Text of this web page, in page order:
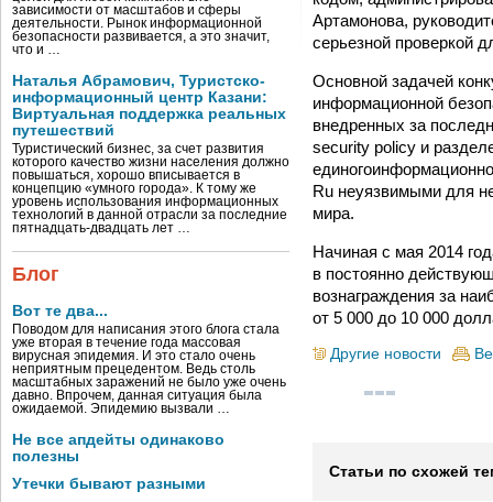
зависимости от масштабов и сферы
деятельности. Рынок информационной
безопасности развивается, а это значит,
что и …
Наталья Абрамович, Туристско-
информационный центр Казани:
Виртуальная поддержка реальных
путешествий
Туристический бизнес, за счет развития
которого качество жизни населения должно
повышаться, хорошо вписывается в
концепцию «умного города». К тому же
уровень использования информационных
технологий в данной отрасли за последние
пятнадцать-двадцать лет …
Блог
Вот те два...
Поводом для написания этого блога стала
уже вторая в течение года массовая
вирусная эпидемия. И это стало очень
неприятным прецедентом. Ведь столь
масштабных заражений не было уже очень
давно. Впрочем, данная ситуация была
ожидаемой. Эпидемию вызвали …
Не все апдейты одинаково
полезны
Утечки бывают разными
Артамонова,
серьезной проверкой
Основной задачей
информационной
внедренных за
security policy и
Ru неуязвимыми для
мира.
Начиная с мая 2014
в постоянно
вознаграждения за
от 5 000 до 10 000
Другие новости
Статьи по схожей